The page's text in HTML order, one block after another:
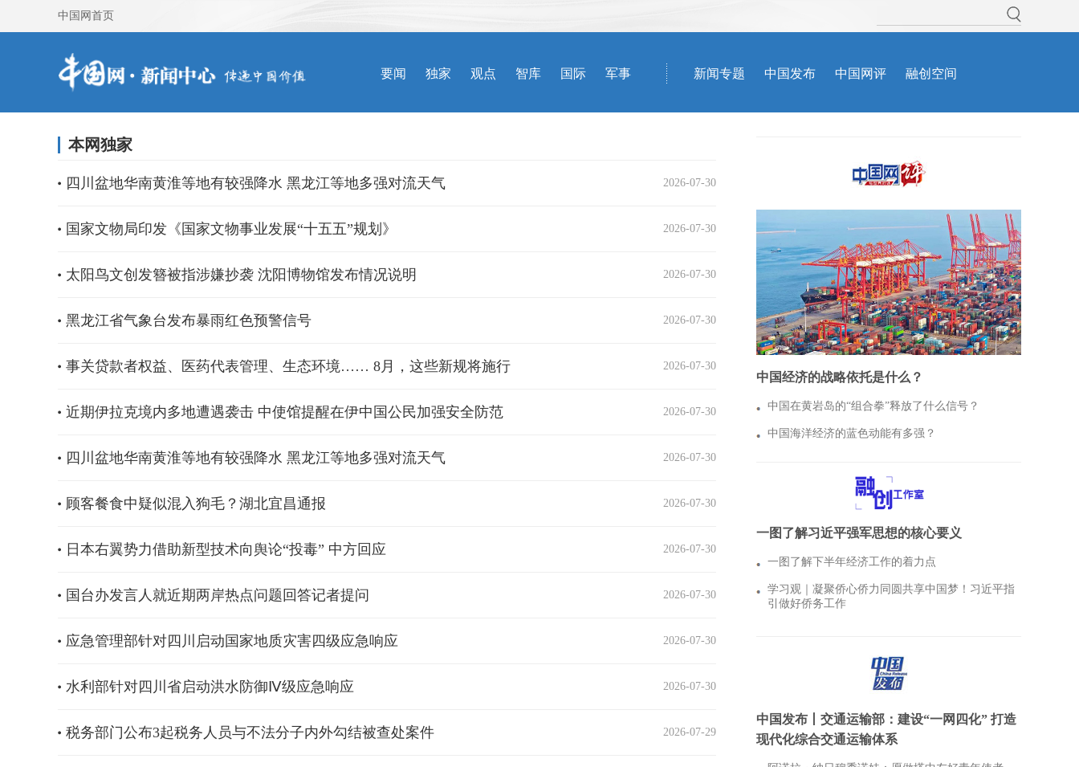
中国网首页
本网独家
四川盆地华南黄淮等地有较强降水 黑龙江等地多强对流天气 2026-07-30
国家文物局印发《国家文物事业发展“十五五”规划》 2026-07-30
太阳鸟文创发簪被指涉嫌抄袭 沈阳博物馆发布情况说明 2026-07-30
黑龙江省气象台发布暴雨红色预警信号 2026-07-30
事关贷款者权益、医药代表管理、生态环境…… 8月，这些新规将施行 2026-07-30
近期伊拉克境内多地遭遇袭击 中使馆提醒在伊中国公民加强安全防范 2026-07-30
四川盆地华南黄淮等地有较强降水 黑龙江等地多强对流天气 2026-07-30
顾客餐食中疑似混入狗毛？湖北宜昌通报 2026-07-30
日本右翼势力借助新型技术向舆论“投毒” 中方回应 2026-07-30
国台办发言人就近期两岸热点问题回答记者提问 2026-07-30
应急管理部针对四川启动国家地质灾害四级应急响应 2026-07-30
水利部针对四川省启动洪水防御Ⅳ级应急响应 2026-07-30
税务部门公布3起税务人员与不法分子内外勾结被查处案件 2026-07-29